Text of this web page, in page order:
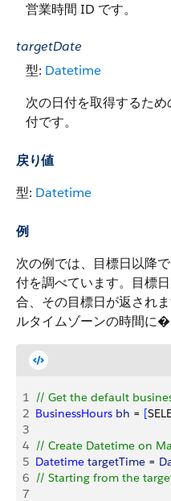
営業時間 ID です。
targetDate
型: Datetime
次の日付を取得するた
付です。
戻り値
型: Datetime
例
次の例では、目標日以降
付を調べています。目標
合、その目標日が返され
ルタイムゾーンの時間に
1 // Get the default
2 BusinessHours bh = [
3
4 // Create Datetime on
5 Datetime targetTime =
6 // Starting from the
7